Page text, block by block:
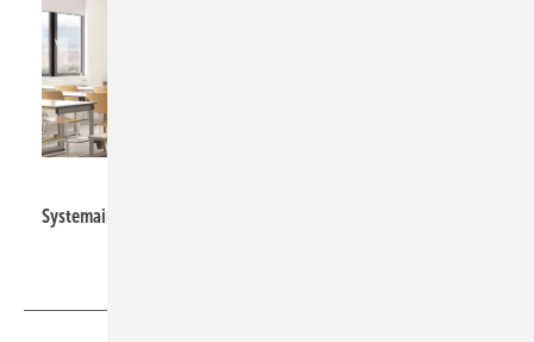
Systemair: Sense CX.